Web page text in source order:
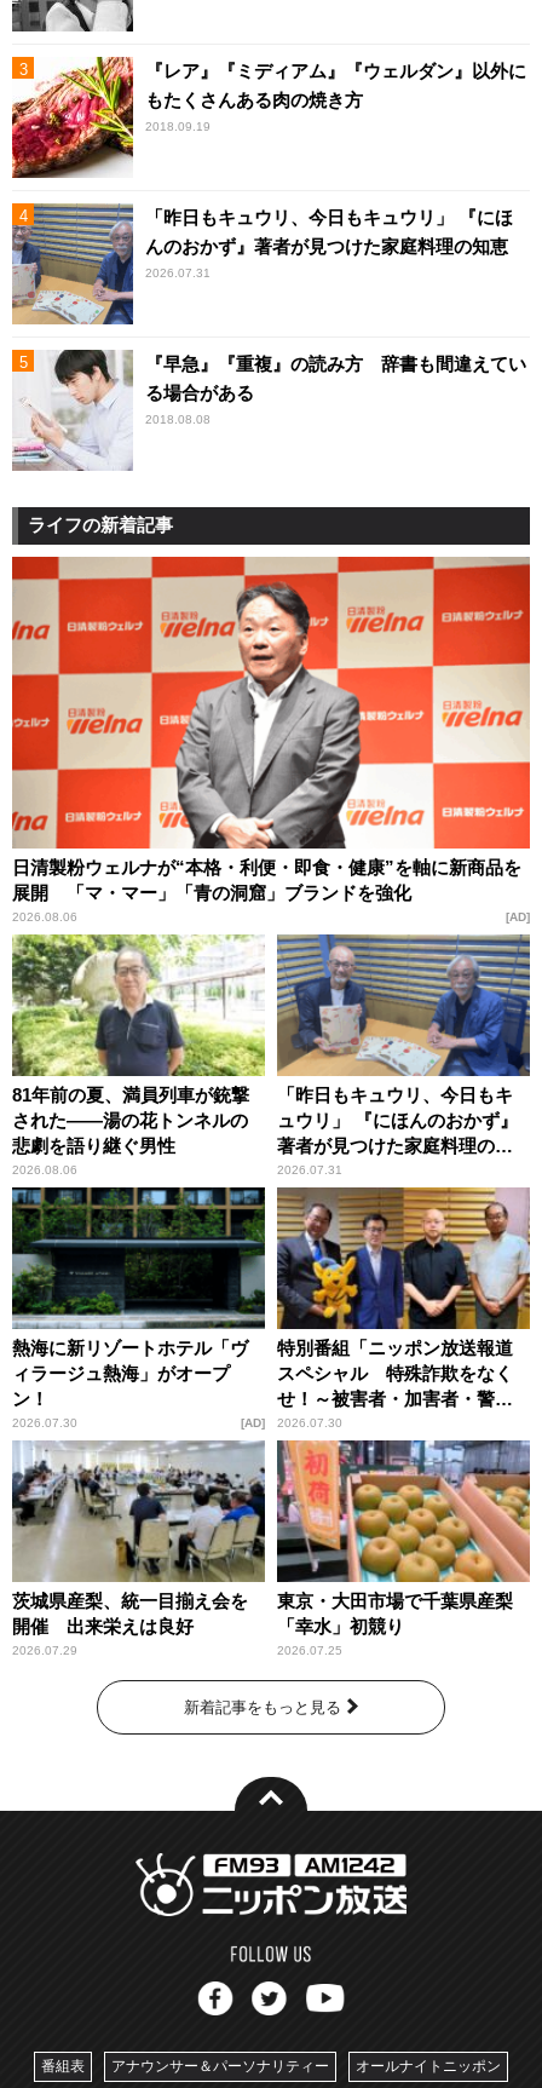
『レア』『ミディアム』『ウェルダン』以外に
もたくさんある肉の焼き方
2018.09.19
「昨日もキュウリ、今日もキュウリ」 『にほ
んのおかず』著者が見つけた家庭料理の知恵
2026.07.31
『早急』『重複』の読み方 辞書も間違えてい
る場合がある
2018.08.08
ライフの新着記事
日清製粉ウェルナが“本格・利便・即食・健康”を軸に新商品を
展開 「マ・マー」「青の洞窟」ブランドを強化
2026.08.06 AD
81年前の夏、満員列車が銃撃
された――湯の花トンネルの
悲劇を語り継ぐ男性
2026.08.06
「昨日もキュウリ、今日もキ
ュウリ」 『にほんのおかず』
著者が見つけた家庭料理の知
恵
2026.07.31
熱海に新リゾートホテル「ヴ
ィラージュ熱海」がオープ
ン！
2026.07.30 AD
特別番組「ニッポン放送報道
スペシャル 特殊詐欺をなく
せ！～被害者・加害者・警視
庁が語るトクリュウの実態
～」放送
2026.07.30
茨城県産梨、統一目揃え会を
開催 出来栄えは良好
2026.07.29
東京・大田市場で千葉県産梨
「幸水」初競り
2026.07.25
新着記事をもっと見る
番組表 アナウンサー＆パーソナリティー オールナイトニッポン